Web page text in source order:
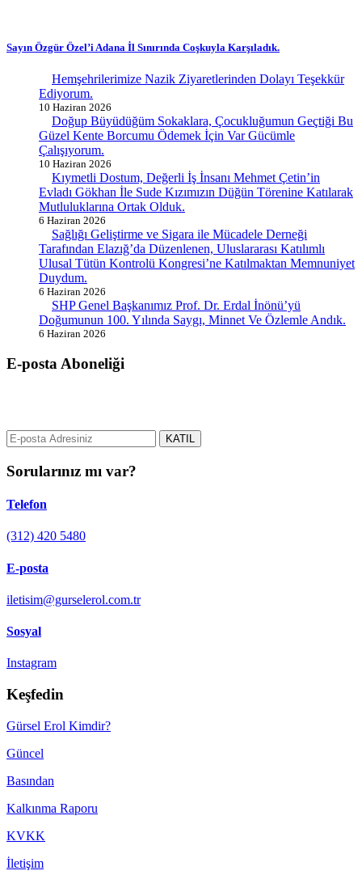
Sayın Özgür Özel’i Adana İl Sınırında Coşkuyla Karşıladık.
Hemşehrilerimize Nazik Ziyaretlerinden Dolayı Teşekkür
Ediyorum.
10 Haziran 2026
Doğup Büyüdüğüm Sokaklara, Çocukluğumun Geçtiği Bu
Güzel Kente Borcumu Ödemek İçin Var Gücümle
Çalışıyorum.
10 Haziran 2026
Kıymetli Dostum, Değerli İş İnsanı Mehmet Çetin’in
Evladı Gökhan İle Sude Kızımızın Düğün Törenine Katılarak
Mutluluklarına Ortak Olduk.
6 Haziran 2026
Sağlığı Geliştirme ve Sigara ile Mücadele Derneği
Tarafından Elazığ’da Düzenlenen, Uluslararası Katılımlı
Ulusal Tütün Kontrolü Kongresi’ne Katılmaktan Memnuniyet
Duydum.
6 Haziran 2026
SHP Genel Başkanımız Prof. Dr. Erdal İnönü’yü
Doğumunun 100. Yılında Saygı, Minnet Ve Özlemle Andık.
6 Haziran 2026
E-posta Aboneliği
KATIL
Sorularınız mı var?
Telefon
(312) 420 5480
E-posta
iletisim@gurselerol.com.tr
Sosyal
Instagram
Keşfedin
Gürsel Erol Kimdir?
Güncel
Basından
Kalkınma Raporu
KVKK
İletişim